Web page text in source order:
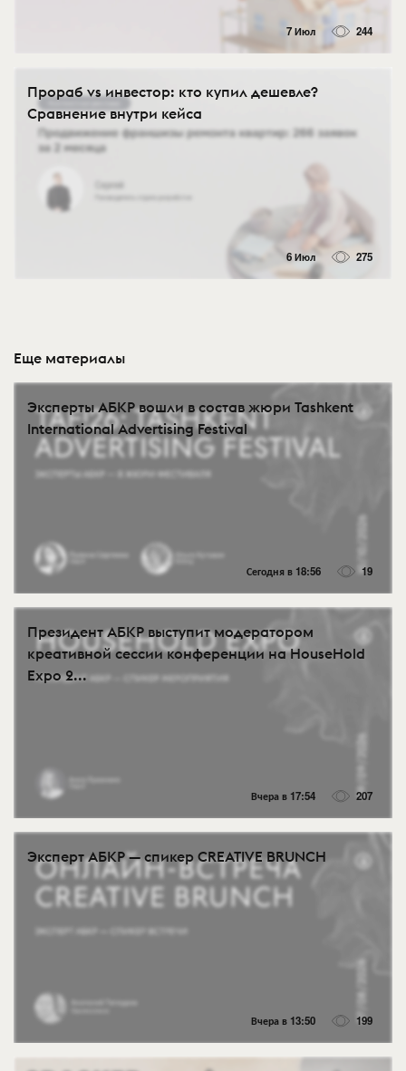
7 Июл 244
Прораб vs инвестор: кто купил дешевле?
Сравнение внутри кейса
6 Июл 275
Еще материалы
Эксперты АБКР вошли в состав жюри Tashkent
International Advertising Festival
Сегодня в 18:56 19
Президент АБКР выступит модератором
креативной сессии конференции на HouseHold
Expo 2...
Вчера в 17:54 207
Эксперт АБКР — спикер CREATIVE BRUNCH
Вчера в 13:50 199